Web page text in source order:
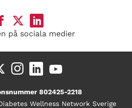
på sociala medier
802425-2218
Wellness Network Sverige